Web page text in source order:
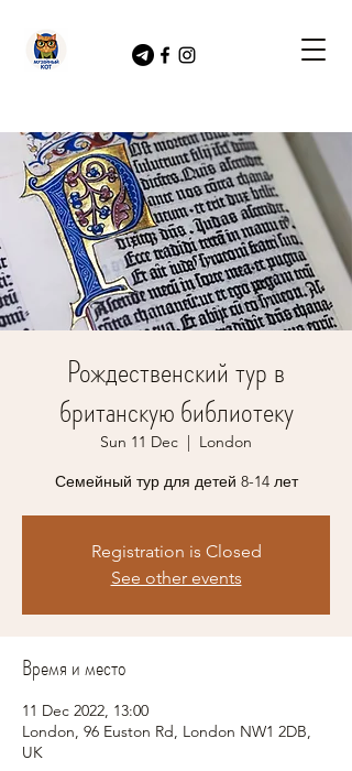
Рождественский тур в
британскую библиотеку
Sun 11 Dec
  |
London
Семейный тур для детей 8-14 лет
Registration is Closed
See other events
Время и место
11 Dec 2022, 13:00
London, 96 Euston Rd, London NW1 2DB,
UK